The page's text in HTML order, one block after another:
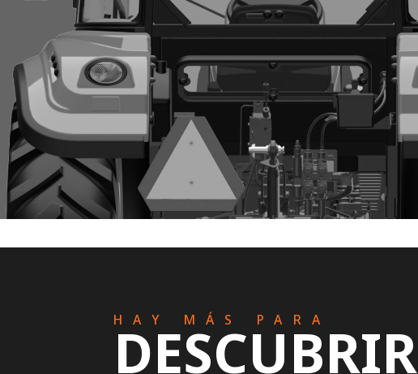
HAY MÁS PARA
DESCUBRIR